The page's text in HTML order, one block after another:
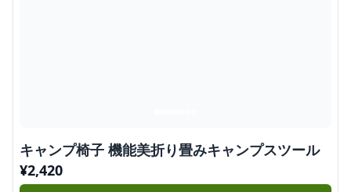
キャンプ椅子 機能美折り畳みキャンプスツール
¥2,420